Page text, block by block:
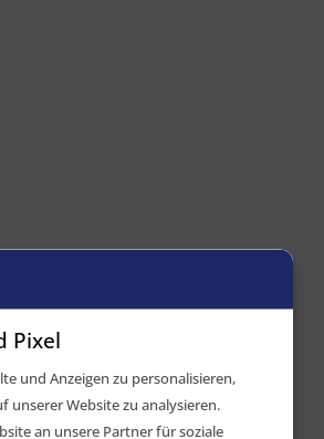
Pixel
und Anzeigen zu personalisieren,
unserer Website zu analysieren.
an unsere Partner für soziale